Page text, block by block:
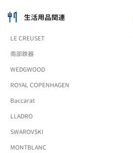
生活用品関連
LE CREUSET
南部鉄器
WEDGWOOD
ROYAL COPENHAGEN
Baccarat
LLADRO
SWAROVSKI
MONTBLANC